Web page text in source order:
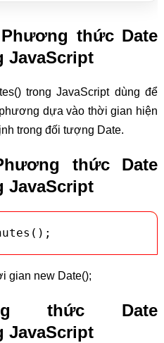
thức Date
JavaScript
trong JavaScript dùng để
dựa vào thời gian hiện
trong đối tượng Date.
thức Date
JavaScript
gian new Date();
thức Date
JavaScript